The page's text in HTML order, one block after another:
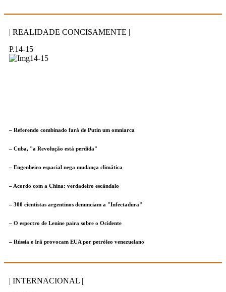
| REALIDADE CONCISAMENTE |
P.14-15
– Referendo combinado fará de Putin um omniarca
– Cuba, "a Revolução está perdida"
– Engenheiro espacial nega mudança climática
– Acordo com a China: verdadeiro escândalo
– 300 cientistas argentinos denunciam a "Infectadura"
– O espectro de Lenine paira sobre o Ocidente
– Rússia e Irã provocam EUA por petróleo venezuelano
| INTERNACIONAL |